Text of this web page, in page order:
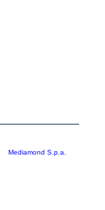
Mediamond S.p.a.